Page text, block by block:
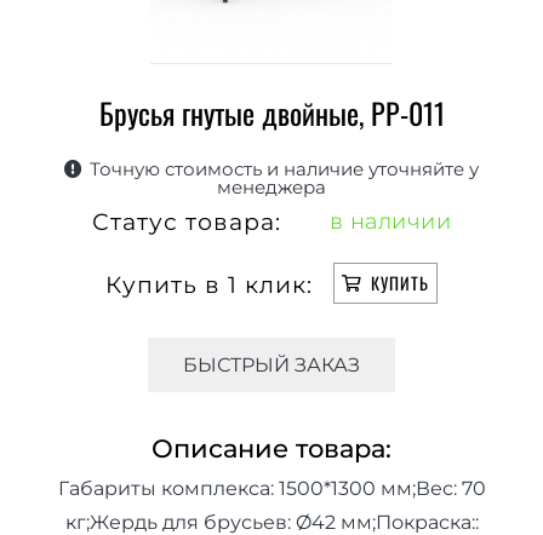
Брусья гнутые двойные, РР-011
Точную стоимость и наличие уточняйте у
менеджера
Статус товара: в наличии
Купить в 1 клик: КУПИТЬ
БЫСТРЫЙ ЗАКАЗ
Описание товара:
Габариты комплекса: 1500*1300 мм;Вес: 70
кг;Жердь для брусьев: Ø42 мм;Покраска::